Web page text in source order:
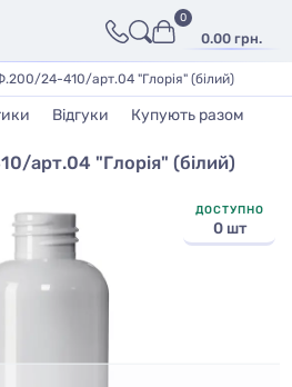
0.00 грн.
0
24-410/арт.04 "Глорія" (білий)
Відгуки Купують разом
арт.04 "Глорія" (білий)
ДОСТУПНО
0 шт